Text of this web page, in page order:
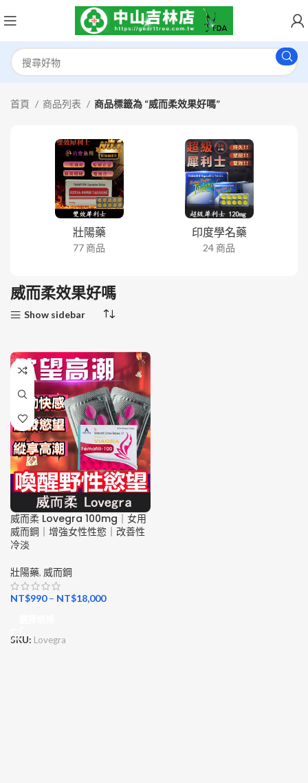
首頁 商品列表 商品標籤為 “威而柔效果好嗎”
壯陽藥
77 商品
印度學名藥
24 商品
威而柔效果好嗎
Show sidebar
威而柔 Lovegra 100mg｜女用
威而鋼｜增強女性性慾｜改善性
冷淡
壯陽藥, 威而鋼
NT$990– NT$18,000
SKU: Lovegra